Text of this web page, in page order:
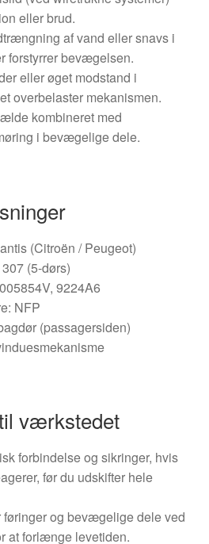
eller brud.
af vand eller snavs i
forstyrrer bevægelsen.
eller øget modstand i
overbelaster mekanismen.
kombineret med
i bevægelige dele.
(Citroën / Peugeot)
(5-dørs)
9224A6
NFP
(passagersiden)
værkstedet
forbindelse og sikringer, hvis
før du udskifter hele
føringer og bevægelige dele ved
at forlænge levetiden.